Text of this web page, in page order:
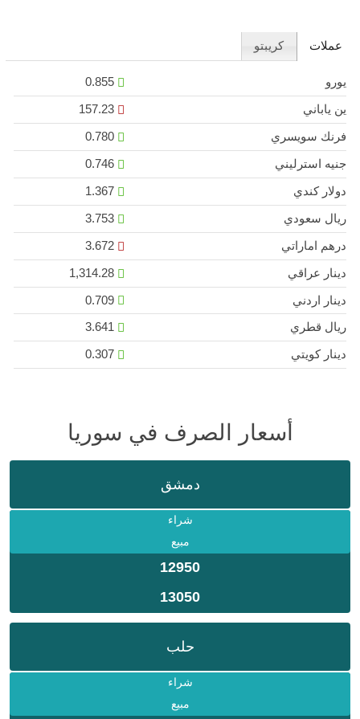
عملات كريبتو
يورو
0.855
ين ياباني
157.23
فرنك سويسري
0.780
جنيه استرليني
0.746
دولار كندي
1.367
ريال سعودي
3.753
درهم اماراتي
3.672
دينار عراقي
1,314.28
دينار اردني
0.709
ريال قطري
3.641
دينار كويتي
0.307
أسعار الصرف في سوريا
دمشق
شراء
مبيع
12950
13050
حلب
شراء
مبيع